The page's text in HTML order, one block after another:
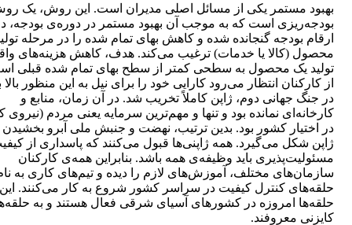
بهبود مستمر یکی از مسائل اصلی مدیران است. این روش، یک
بودجه‌ریزی است که به موجب آن بهبود مستمر در دوره‌ی بودجه،
ارقام بودجه گنجانده شده و کاهش بهای تمام شده را در مرحله
محصول (کالا یا خدمات) ترغیب می‌کند. هدف، کاهش هزینه‌های
تولید یک محصول به سطحی کمتر از سطح بهای تمام شده قبلی
از کارکنان انتظار می‌رود کارایی خود را برای نیل به این منظور بالا
در جنگ جهانی دوم، ژاپن کاملاً تخریب شد. در آن زمان، منابع و
کارخانه‌ای نمانده بود و تنها و مهم‌ترین سرمایه یعنی مردم (نیروی
در اختیار کشور بود. بدین ترتیب، نهضت و جنبش ملی آبرو بخشیدن
ژاپن شکل می‌گیرد. همه ژاپنی‌ها قبول می‌کنند که پاسداری از
مسئولیت‌پذیری باید وظیفه‌ی همه باشد. بنابراین همه‌ی کارکنان
سازمان‌های مختلف، آموزش‌های لازم را دیده و تیم‌های کاری به
حلقه‌های کنترل کیفیت در سراسر کشور شروع به کار می‌کنند. این
حلقه‌ها امروزه در کشورهای آسیای شرقی فعال هستند و به
کایزنی معروفند.